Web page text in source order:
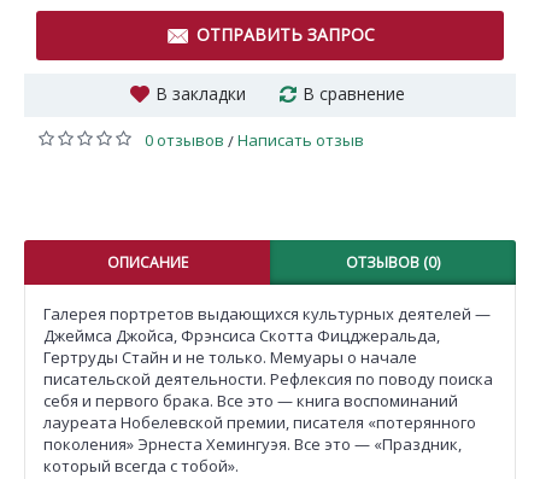
ОТПРАВИТЬ ЗАПРОС
В закладки В сравнение
0 отзывов /Написать отзыв
ОПИСАНИЕ ОТЗЫВОВ (0)
Галерея портретов выдающихся культурных деятелей —
Джеймса Джойса, Фрэнсиса Скотта Фицджеральда,
Гертруды Стайн и не только. Мемуары о начале
писательской деятельности. Рефлексия по поводу поиска
себя и первого брака. Все это — книга воспоминаний
лауреата Нобелевской премии, писателя «потерянного
поколения» Эрнеста Хемингуэя. Все это — «Праздник,
который всегда с тобой».